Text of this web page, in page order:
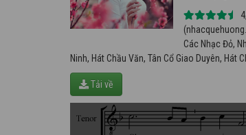
Các Nhạc Đỏ,
Ninh, Hát Chầu Văn, Tân Cổ Giao Duyên, Hát
Tải về